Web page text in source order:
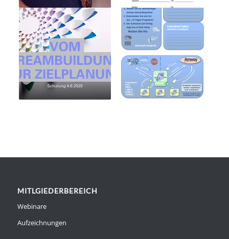
MITLGIEDERBEREICH
Webinare
Aufzeichnungen